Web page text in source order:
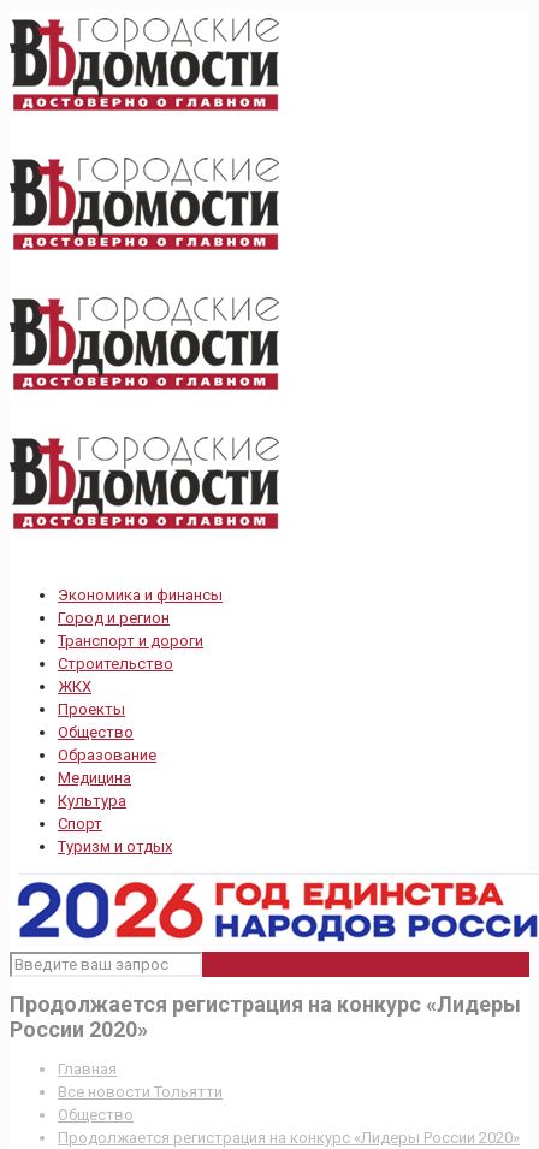
Экономика и финансы
Город и регион
Транспорт и дороги
Строительство
ЖКХ
Проекты
Общество
Образование
Медицина
Культура
Спорт
Туризм и отдых
Продолжается регистрация на конкурс «Лидеры
России 2020»
Главная
Все новости Тольятти
Общество
Продолжается регистрация на конкурс «Лидеры России 2020»